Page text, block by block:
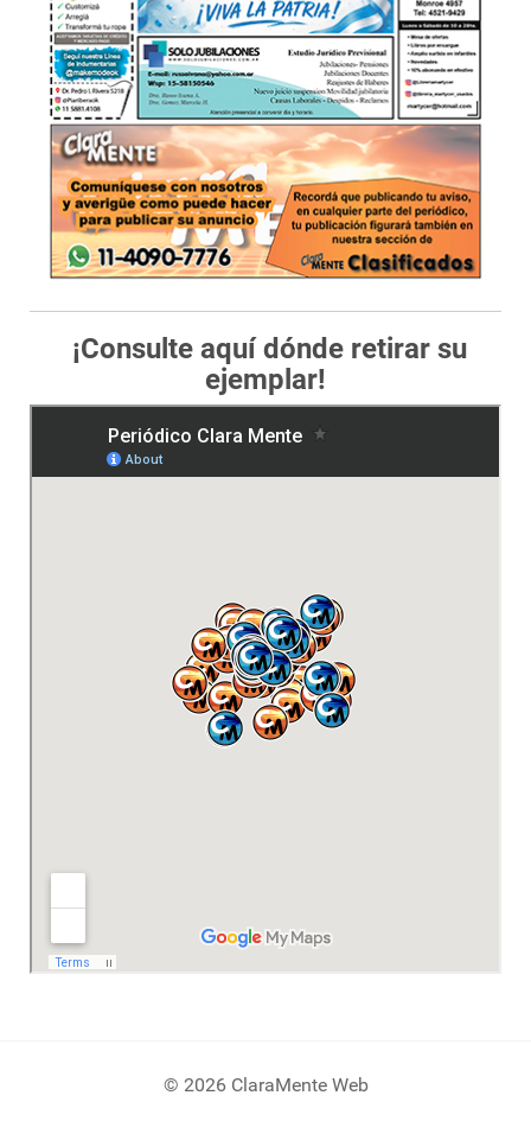
¡Consulte aquí dónde retirar su
ejemplar!
© 2026 ClaraMente Web